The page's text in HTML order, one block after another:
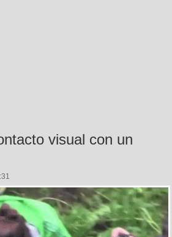
visual con un